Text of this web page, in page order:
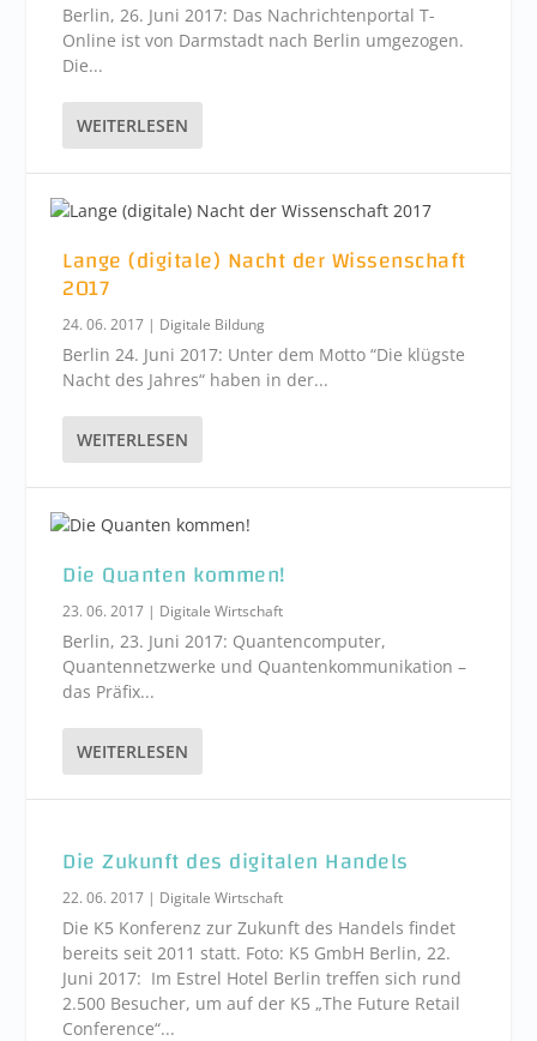
Berlin, 26. Juni 2017: Das Nachrichtenportal T-
Online ist von Darmstadt nach Berlin umgezogen.
Die...
WEITERLESEN
Lange (digitale) Nacht der Wissenschaft
2017
24. 06. 2017 | Digitale Bildung
Berlin 24. Juni 2017: Unter dem Motto “Die klügste
Nacht des Jahres“ haben in der...
WEITERLESEN
Die Quanten kommen!
23. 06. 2017 | Digitale Wirtschaft
Berlin, 23. Juni 2017: Quantencomputer,
Quantennetzwerke und Quantenkommunikation –
das Präfix...
WEITERLESEN
Die Zukunft des digitalen Handels
22. 06. 2017 | Digitale Wirtschaft
Die K5 Konferenz zur Zukunft des Handels findet
bereits seit 2011 statt. Foto: K5 GmbH Berlin, 22.
Juni 2017: Im Estrel Hotel Berlin treffen sich rund
2.500 Besucher, um auf der K5 „The Future Retail
Conference“...